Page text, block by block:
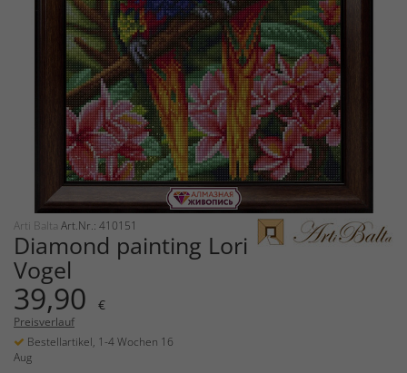
Arti Balta Art.Nr.: 410151
Diamond painting Lori
Vogel
39,90 €
Preisverlauf
Bestellartikel, 1-4 Wochen 16
Aug